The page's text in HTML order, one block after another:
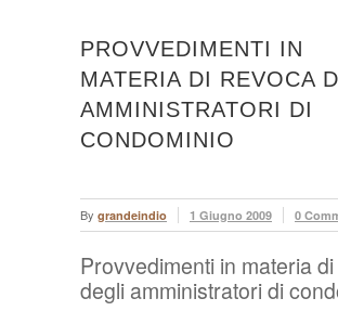
PROVVEDIMENTI IN
MATERIA DI REVOCA
AMMINISTRATORI DI
CONDOMINIO
By grandeindio 1 Giugno 2009 0
Provvedimenti in materia
degli amministratori di